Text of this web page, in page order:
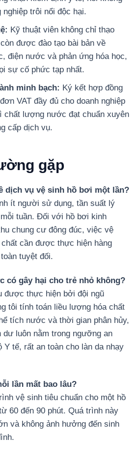
trôi nổi độc hại.
Kỹ thuật viên không chỉ thạo
được đào tạo bài bản về
điện nước và phản ứng hóa học,
sự cố phức tạp nhất.
minh bạch: Ký kết hợp đồng
VAT đầy đủ cho doanh nghiệp
chất lượng nước đạt chuẩn xuyên
cấp dịch vụ.
gặp
dịch vụ vệ sinh hồ bơi một lần?
ít người sử dụng, tần suất lý
tuần. Đối với hồ bơi kinh
chung cư đông đúc, việc vệ
cần được thực hiện hàng
tuyệt đối.
có gây hại cho trẻ nhỏ không?
được thực hiện bởi đội ngũ
tôi tính toán liều lượng hóa chất
tích nước và thời gian phân hủy,
dư luôn nằm trong ngưỡng an
Y tế, rất an toàn cho làn da nhạy
lần mất bao lâu?
vệ sinh tiêu chuẩn cho một hồ
60 đến 90 phút. Quá trình này
và không ảnh hưởng đến sinh